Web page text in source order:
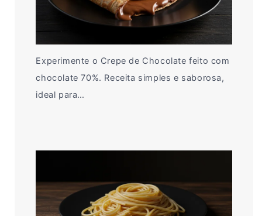
Experimente o Crepe de Chocolate feito com
chocolate 70%. Receita simples e saborosa,
ideal para…